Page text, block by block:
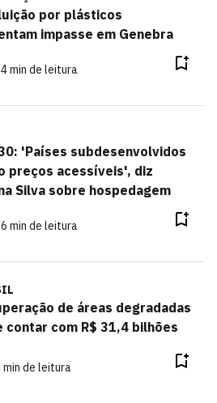
por plásticos
impasse em Genebra
min de leitura
'Países subdesenvolvidos
preços acessíveis', diz
Silva sobre hospedagem
min de leitura
de áreas degradadas
contar com R$ 31,4 bilhões
de leitura